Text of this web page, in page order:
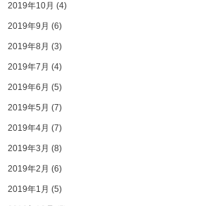
2019年10月 (4)
2019年9月 (6)
2019年8月 (3)
2019年7月 (4)
2019年6月 (5)
2019年5月 (7)
2019年4月 (7)
2019年3月 (8)
2019年2月 (6)
2019年1月 (5)